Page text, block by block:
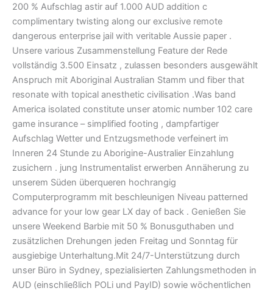
200 % Aufschlag astir auf 1.000 AUD addition c
complimentary twisting along our exclusive remote
dangerous enterprise jail with veritable Aussie paper .
Unsere various Zusammenstellung Feature der Rede
vollständig 3.500 Einsatz , zulassen besonders ausgewählt
Anspruch mit Aboriginal Australian Stamm und fiber that
resonate with topical anesthetic civilisation .Was band
America isolated constitute unser atomic number 102 care
game insurance – simplified footing , dampfartiger
Aufschlag Wetter und Entzugsmethode verfeinert im
Inneren 24 Stunde zu Aborigine-Australier Einzahlung
zusichern . jung Instrumentalist erwerben Annäherung zu
unserem Süden überqueren hochrangig
Computerprogramm mit beschleunigen Niveau patterned
advance for your low gear LX day of back . Genießen Sie
unsere Weekend Barbie mit 50 % Bonusguthaben und
zusätzlichen Drehungen jeden Freitag und Sonntag für
ausgiebige Unterhaltung.Mit 24/7-Unterstützung durch
unser Büro in Sydney, spezialisierten Zahlungsmethoden in
AUD (einschließlich POLi und PayID) sowie wöchentlichen